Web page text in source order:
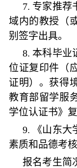
7. 专家推荐
域内的教授（
别签字出具。
8. 本科毕业
位证复印件（
证明）。获得
教育部留学服
学位认证书》复
9. 《山东大
素质和品德考核
报名考生简